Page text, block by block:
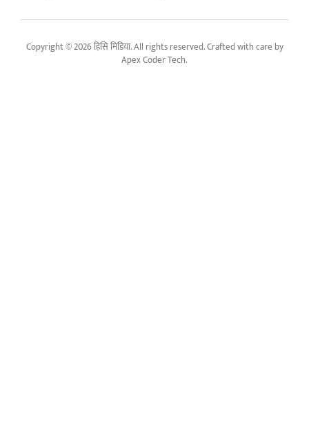
Copyright © 2026 हिसि मिडिया. All rights reserved. Crafted with care by
Apex Coder Tech.